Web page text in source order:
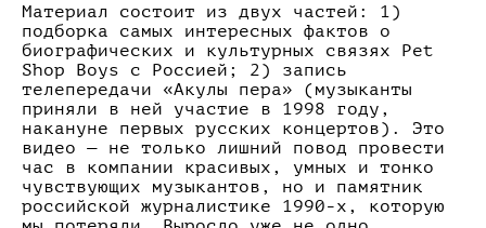
Материал состоит из двух частей: 1)
подборка самых интересных фактов о
биографических и культурных связях Pet
Shop Boys с Россией; 2) запись
телепередачи «Акулы пера» (музыканты
приняли в ней участие в 1998 году,
накануне первых русских концертов). Это
видео — не только лишний повод провести
час в компании красивых, умных и тонко
чувствующих музыкантов, но и памятник
российской журналистике 1990-х, которую